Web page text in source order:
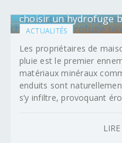
ACTUALITÉS
choisir un hydrofuge
Les propriétaires de
pluie est le premier
matériaux minéraux
enduits sont
s’y infiltre, provoquant